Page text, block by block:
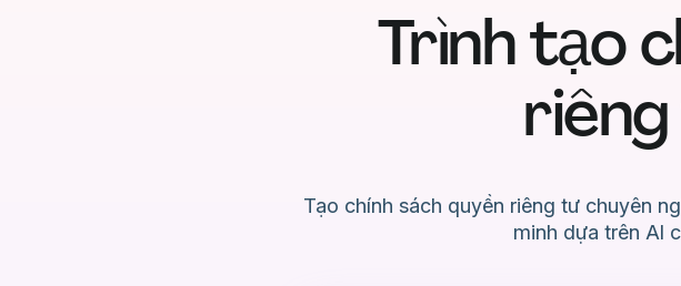
Trình tạo
Tạo chính sách quyền riêng tư chuyên
minh dựa trên AI